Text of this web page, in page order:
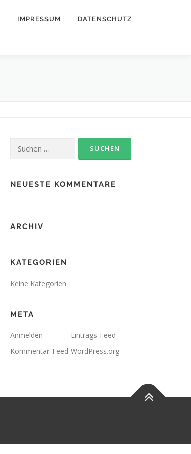
IMPRESSUM DATENSCHUTZ
nach:
NEUESTE KOMMENTARE
ARCHIV
KATEGORIEN
Keine Kategorien
META
Anmelden
Eintrags-Feed
Kommentar-Feed WordPress.org